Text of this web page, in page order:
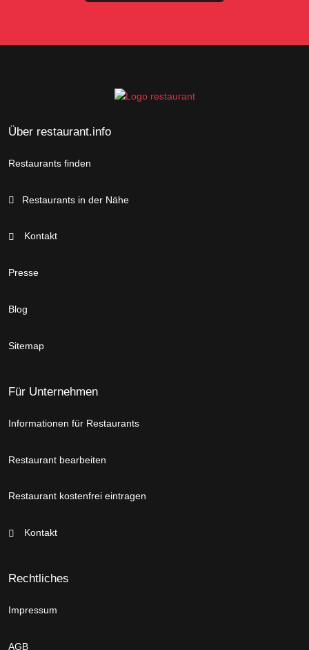
Über restaurant.info
Restaurants finden
Restaurants in der Nähe
Kontakt
Presse
Blog
Sitemap
Für Unternehmen
Informationen für Restaurants
Restaurant bearbeiten
Restaurant kostenfrei eintragen
Kontakt
Rechtliches
Impressum
AGB